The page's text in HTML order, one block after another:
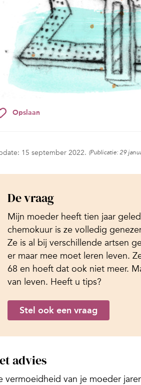
Opslaan
15 september 2022. (Publicatie: 29
De vraag
Mijn moeder heeft tien jaar
chemokuur is ze volledig
Ze is al bij verschillende artsen
er maar mee moet leren leven.
68 en hoeft dat ook niet meer.
van leven. Heeft u tips?
Stel ook een vraag
advies
vermoeidheid van je moeder